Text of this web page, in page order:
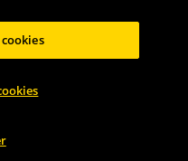
de DealClub active.